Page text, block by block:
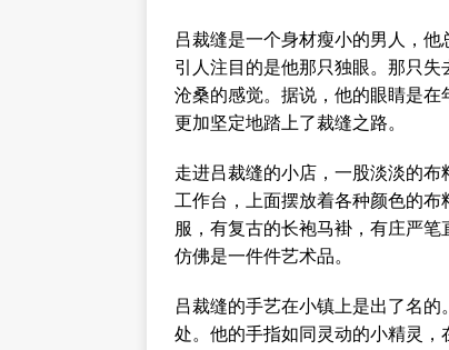
吕裁缝是一个身材瘦小的男人，
引人注目的是他那只独眼。那只
沧桑的感觉。据说，他的眼睛是
更加坚定地踏上了裁缝之路。
走进吕裁缝的小店，一股淡淡的
工作台，上面摆放着各种颜色的
服，有复古的长袍马褂，有庄严
仿佛是一件件艺术品。
吕裁缝的手艺在小镇上是出了名
处。他的手指如同灵动的小精灵